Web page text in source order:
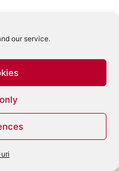
our service.